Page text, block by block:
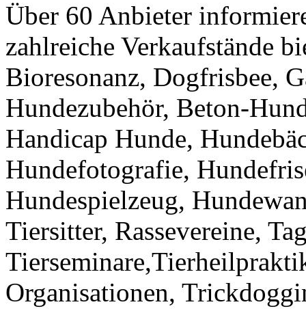
Über 60 Anbieter
zahlreiche Verkaufstände
Bioresonanz, Dogfrisbee,
Hundezubehör, Beton-
Handicap Hunde,
Hundefotografie,
Hundespielzeug,
Tiersitter, Rassevereine,
Organisationen,